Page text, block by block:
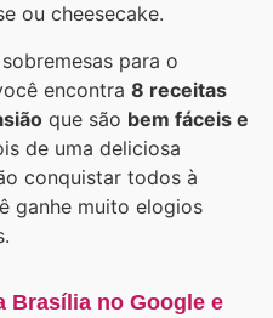
ou cheesecake.
para o
encontra 8 receitas
que são bem fáceis e
de uma deliciosa
conquistar todos à
ganhe muito elogios
Brasília no Google e